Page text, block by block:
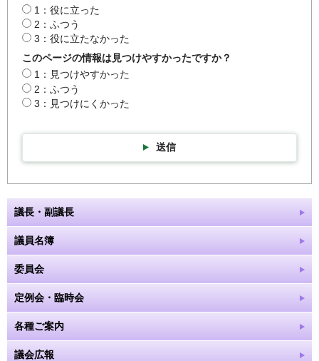
1：役に立った
2：ふつう
3：役に立たなかった
このページの情報は見つけやすかったですか？
1：見つけやすかった
2：ふつう
3：見つけにくかった
送信
議長・副議長
議員名簿
委員会
定例会・臨時会
各種ご案内
議会広報